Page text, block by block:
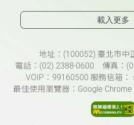
載入更多
頁尾資訊地址：(100052) 臺北市中
電話：(02) 2388-0600 傳真：
VOIP：99160500 服務信箱：
最佳使用瀏覽器：Google